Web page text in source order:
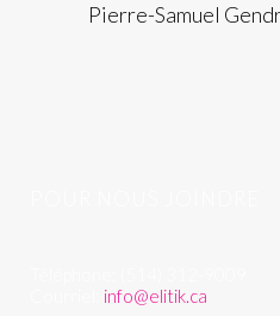
Pierre-Samuel
info@elitik.ca